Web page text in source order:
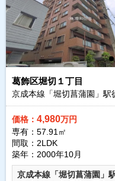
葛飾区堀切１丁目
京成本線「堀切菖蒲園」駅
価格： 4,980万円
専有：57.91㎡
間取：2LDK
築年：2000年10月
京成本線「堀切菖蒲園」